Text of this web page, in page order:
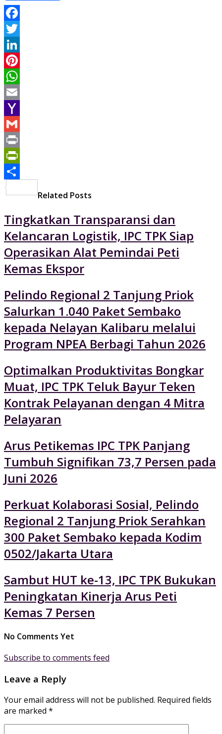
Facebook
Twitter
LinkedIn
Pinterest
WhatsApp
Email
Yahoo
Mail
Gmail
Print
PrintFriendly
Related Posts
Tingkatkan Transparansi dan
Kelancaran Logistik, IPC TPK Siap
Operasikan Alat Pemindai Peti
Kemas Ekspor
Pelindo Regional 2 Tanjung Priok
Salurkan 1.040 Paket Sembako
kepada Nelayan Kalibaru melalui
Program NPEA Berbagi Tahun 2026
Optimalkan Produktivitas Bongkar
Muat, IPC TPK Teluk Bayur Teken
Kontrak Pelayanan dengan 4 Mitra
Pelayaran
Arus Petikemas IPC TPK Panjang
Tumbuh Signifikan 73,7 Persen pada
Juni 2026
Perkuat Kolaborasi Sosial, Pelindo
Regional 2 Tanjung Priok Serahkan
300 Paket Sembako kepada Kodim
0502/Jakarta Utara
Sambut HUT ke-13, IPC TPK Bukukan
Peningkatan Kinerja Arus Peti
Kemas 7 Persen
No Comments Yet
Subscribe to comments feed
Leave a Reply
Your email address will not be published. Required fields
are marked *